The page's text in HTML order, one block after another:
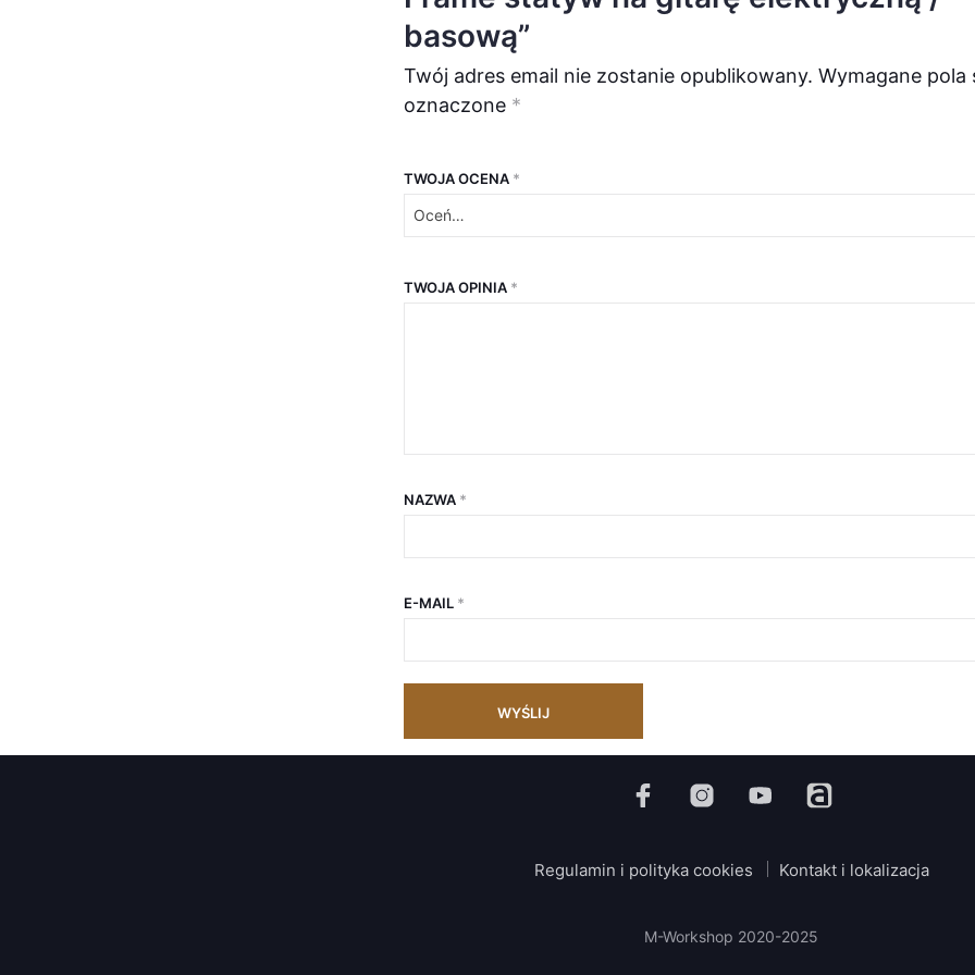
basową”
Twój adres email nie zostanie opublikowany. Wymagane pola
oznaczone *
TWOJA OCENA *
TWOJA OPINIA *
NAZWA *
E-MAIL *
Regulamin i polityka cookies Kontakt i lokalizacja
M-Workshop 2020-2025